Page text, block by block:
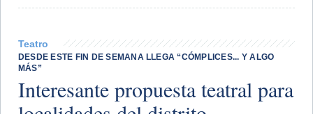
Teatro
​DESDE ESTE FIN DE SEMANA LLEGA “CÓMPLICES... Y ALGO
MÁS”
Interesante propuesta teatral para